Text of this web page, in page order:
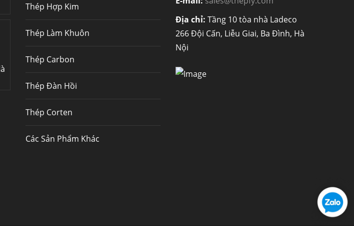
Thép Hợp Kim
Thép Làm Khuôn
Thép Carbon
Thép Đàn Hồi
Thép Corten
Các Sản Phẩm Khác
Địa chỉ: Tầng 10 tòa nhà Ladeco
266 Đội Cấn, Liễu Giai, Ba Đình, Hà
Nội